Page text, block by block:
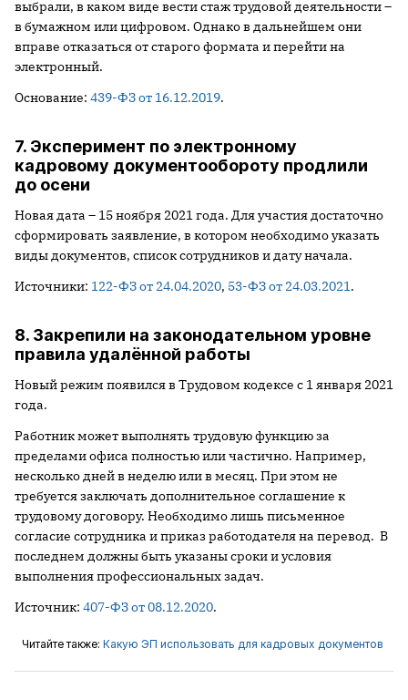
выбрали, в каком виде вести стаж трудовой деятельности –
в бумажном или цифровом. Однако в дальнейшем они
вправе отказаться от старого формата и перейти на
электронный.
Основание: 439-ФЗ от 16.12.2019.
7. Эксперимент по электронному
кадровому документообороту продлили
до осени
Новая дата – 15 ноября 2021 года. Для участия достаточно
сформировать заявление, в котором необходимо указать
виды документов, список сотрудников и дату начала.
Источники: 122-ФЗ от 24.04.2020, 53-ФЗ от 24.03.2021.
8. Закрепили на законодательном уровне
правила удалённой работы
Новый режим появился в Трудовом кодексе с 1 января 2021
года.
Работник может выполнять трудовую функцию за
пределами офиса полностью или частично. Например,
несколько дней в неделю или в месяц. При этом не
требуется заключать дополнительное соглашение к
трудовому договору. Необходимо лишь письменное
согласие сотрудника и приказ работодателя на перевод. В
последнем должны быть указаны сроки и условия
выполнения профессиональных задач.
Источник: 407-ФЗ от 08.12.2020.
Читайте также: Какую ЭП использовать для кадровых документов